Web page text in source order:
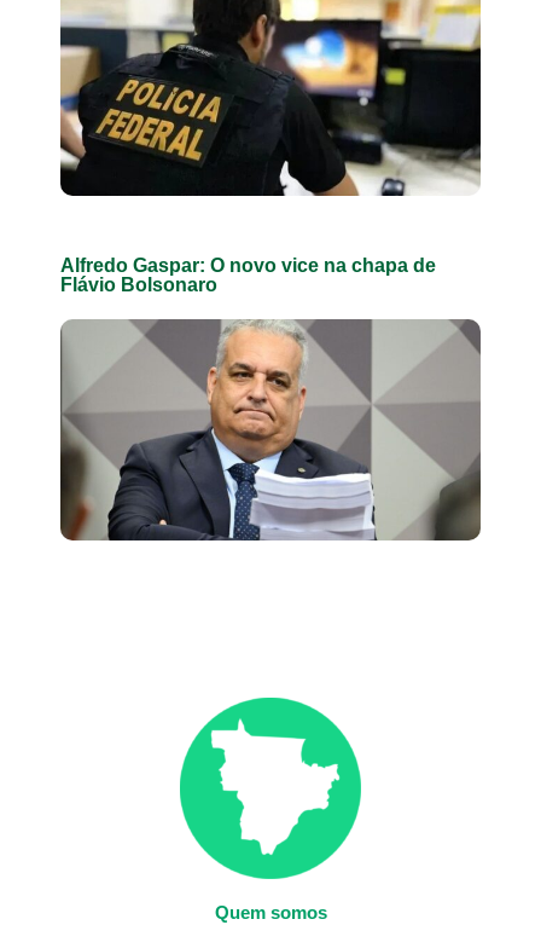
Alfredo Gaspar: O novo vice na chapa de
Flávio Bolsonaro
Quem somos